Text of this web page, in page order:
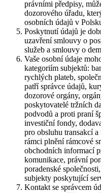
právními předpisy,
dozorového úřadu,
osobních údajů v
Poskytnutí údajů je
uzavření smlouvy o
služeb a smlouvy o
Vaše osobní údaje
kategoriím subjektů:
rychlých plateb,
patří správce údajů,
dozorové orgány,
poskytovatelé tržních
podvodů a proti praní
investiční fondy,
pro obsluhu transakcí
rámci plnění rámcové
obchodních informací
komunikace, právní
poradenské
subjekty poskytující
Kontakt se správcem